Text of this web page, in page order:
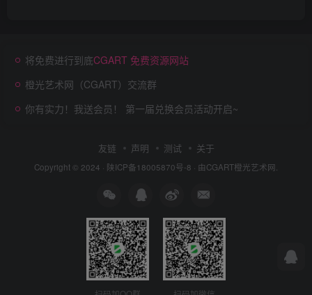
将免费进行到底CGART 免费资源网站
橙光艺术网（CGART）交流群
你有实力！我送会员！ 第一届兑换会员活动开启~
友链 声明 测试 关于
Copyright © 2024 · 陕ICP备18005870号-8 · 由CGART橙光艺术网.